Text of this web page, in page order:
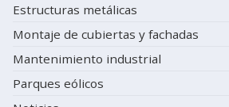
Estructuras metálicas
Montaje de cubiertas y fachadas
Mantenimiento industrial
Parques eólicos